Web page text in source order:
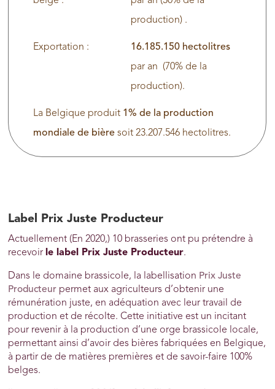
production) .
Exportation :
16.185.150 hectolitres
par an (70% de la
production).
La Belgique produit 1% de la production
mondiale de bière soit 23.207.546 hectolitres.
Label Prix Juste Producteur
Actuellement (En 2020,) 10 brasseries ont pu prétendre à
recevoir le label Prix Juste Producteur.
Dans le domaine brassicole, la labellisation Prix Juste
Producteur permet aux agriculteurs d’obtenir une
rémunération juste, en adéquation avec leur travail de
production et de récolte. Cette initiative est un incitant
pour revenir à la production d’une orge brassicole locale,
permettant ainsi d’avoir des bières fabriquées en Belgique,
à partir de de matières premières et de savoir-faire 100%
belges.